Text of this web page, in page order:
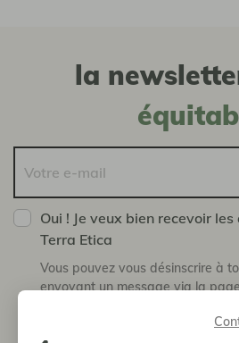
la
Oui ! Je veux bien recevoir
Terra Etica
Vous pouvez vous désinscrire à
envoyant un message via la
boutique